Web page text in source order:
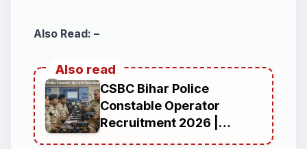
Also Read: –
Also read
CSBC Bihar Police
Constable Operator
Recruitment 2026 |